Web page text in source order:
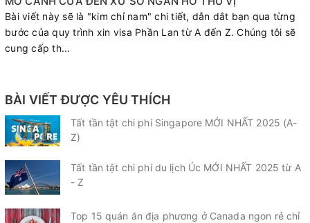
Bài viết này sẽ là "kim chỉ nam" chi tiết, dẫn dắt bạn qua từng
bước của quy trình xin visa Phần Lan từ A đến Z. Chúng tôi sẽ
cung cấp th...
BÀI VIẾT ĐƯỢC YÊU THÍCH
Tất tần tật chi phí Singapore MỚI NHẤT 2025 (A-
Z)
Tất tần tật chi phí du lịch Úc MỚI NHẤT 2025 từ A
- Z
Top 15 quán ăn địa phương ở Canada ngon rẻ chỉ